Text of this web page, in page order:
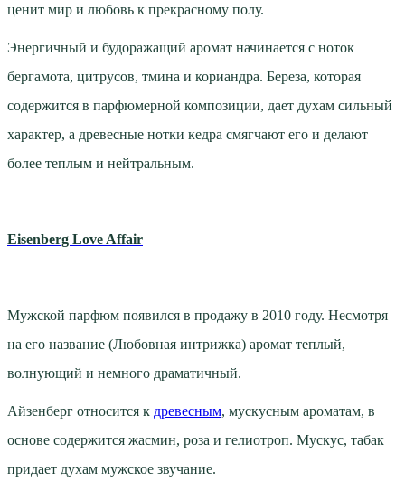
ценит мир и любовь к прекрасному полу.
Энергичный и будоражащий аромат начинается с ноток
бергамота, цитрусов, тмина и кориандра. Береза, которая
содержится в парфюмерной композиции, дает духам сильный
характер, а древесные нотки кедра смягчают его и делают
более теплым и нейтральным.
Eisenberg Love Affair
Мужской парфюм появился в продажу в 2010 году. Несмотря
на его название (Любовная интрижка) аромат теплый,
волнующий и немного драматичный.
Айзенберг относится к древесным, мускусным ароматам, в
основе содержится жасмин, роза и гелиотроп. Мускус, табак
придает духам мужское звучание.